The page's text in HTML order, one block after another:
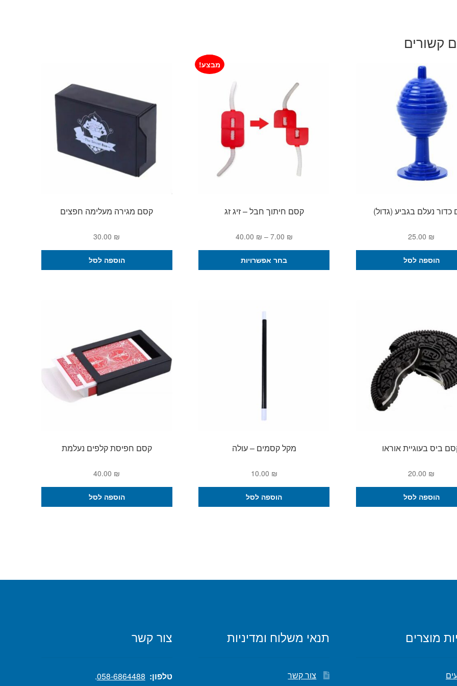
קשורים
נעלם בגביע (גדול)
25.00 ₪
הוספה לסל
קסם חיתוך חבל – זיג זג
מבצע!
7.00 ₪
–
40.00 ₪
טווח
עד
בחר אפשרויות
קסם מגירה מעלימה חפצים
30.00 ₪
הוספה לסל
ביס בעוגיית אוראו
20.00 ₪
הוספה לסל
מקל קסמים – עולה
10.00 ₪
הוספה לסל
קסם חפיסת קלפים נעלמת
40.00 ₪
הוספה לסל
מוצרים תנאי משלוח ומדיניות
צור קשר
צור קשר
טלפון: 058-6864488
.